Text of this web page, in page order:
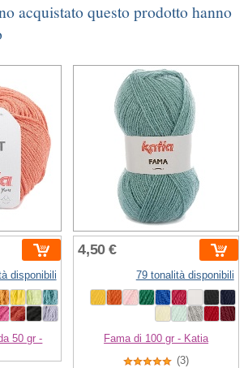
acquistato questo prodotto hanno
disponibili
50 gr -
4,50 €
79 tonalità disponibili
Fama di 100 gr - Katia
(3)